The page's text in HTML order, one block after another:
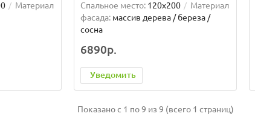
Материал
Спальное место: 120x200
Материал
фасада: массив дерева / береза /
сосна
6890р.
Уведомить
Показано с 1 по 9 из 9 (всего 1 страниц)